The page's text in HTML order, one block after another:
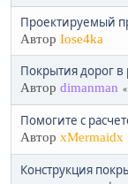
Проектируемый
Автор Iose4ka
Покрытия дорог
Автор dimanman
Помогите с
Автор xMermaidx
Конструкция